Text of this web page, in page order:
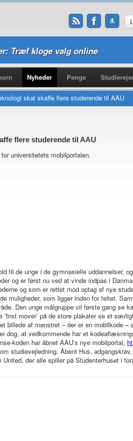
Træf kloge valg online
Nyheder Penge
skal skaffe flere studerende til AAU
flere studerende til AAU
universitetets mobilportalen.
til de unge i de gymnasielle uddannelser,
og er først nu ved at vinde indpas i
og som er rettet mod optag af nye
muligheder, som ligger inden for feltet.
Den unge målgruppe vil første gang se
mover’ på de store plakater se et
billede af mønstret – der er en mobilkode
dog, at vedkommende har et
koden har åbnet AAU’s nye mobilportal,
studievejledning, Åbent Hus,
der alle spiller på Studenterhuset i